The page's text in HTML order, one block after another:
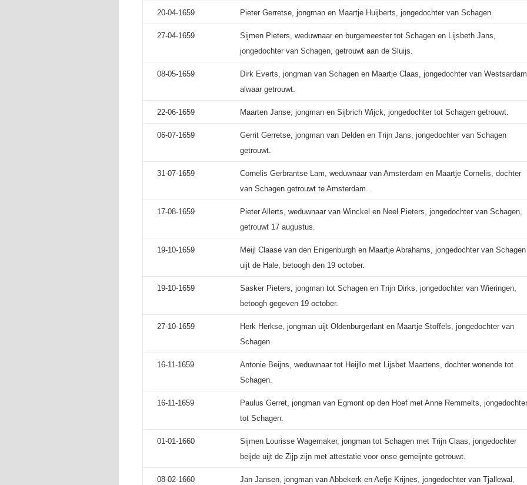
20-04-1659 Pieter Gerretse, jongman en Maartje Huijberts, jongedochter van Schagen.
27-04-1659
Sijmen Pieters, weduwnaar en burgemeester tot Schagen en Lijsbeth Jans,
jongedochter van Schagen, getrouwt aan de Sluijs.
08-05-1659
Dirk Everts, jongman van Schagen en Maartje Claas, jongedochter van Westsardam
alwaar getrouwt.
22-06-1659 Maarten Janse, jongman en Sijbrich Wijck, jongedochter tot Schagen getrouwt.
06-07-1659
Gerrit Gerretse, jongman van Delden en Trijn Jans, jongedochter van Schagen
getrouwt.
31-07-1659
Cornelis Gerbrantse Lam, weduwnaar van Amsterdam en Maartje Cornelis, dochter
van Schagen getrouwt te Amsterdam.
17-08-1659
Pieter Allerts, weduwnaar van Winckel en Neel Pieters, jongedochter van Schagen,
getrouwt 17 augustus.
19-10-1659
Meijl Claase van den Enigenburgh en Maartje Abrahams, jongedochter van Schagen
uijt de Hale, betoogh den 19 october.
19-10-1659
Sasker Pieters, jongman tot Schagen en Trijn Dirks, jongedochter van Wieringen,
betoogh gegeven 19 october.
27-10-1659
Herk Herkse, jongman uijt Oldenburgerlant en Maartje Stoffels, jongedochter van
Schagen.
16-11-1659
Antonie Beijns, weduwnaar tot Heijllo met Lijsbet Maartens, dochter wonende tot
Schagen.
16-11-1659
Paulus Gerret, jongman van Egmont op den Hoef met Anne Remmelts, jongedochter
tot Schagen.
01-01-1660
Sijmen Lourisse Wagemaker, jongman tot Schagen met Trijn Claas, jongedochter
beijde uijt de Zijp zijn met attestatie voor onse gemeijnte getrouwt.
08-02-1660
Jan Jansen, jongman van Abbekerk en Aefje Krijnes, jongedochter van Tjallewal,